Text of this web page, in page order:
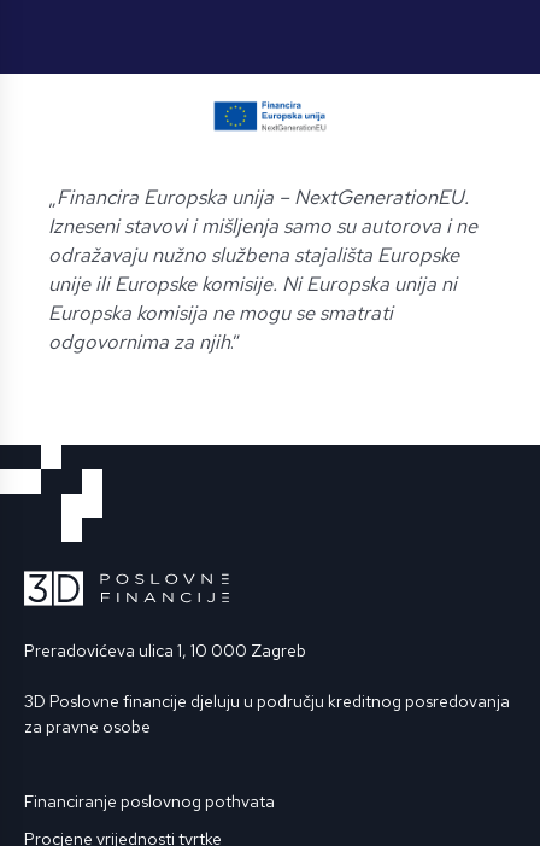
„Financira Europska unija – NextGenerationEU.
Izneseni stavovi i mišljenja samo su autorova i ne
odražavaju nužno službena stajališta Europske
unije ili Europske komisije. Ni Europska unija ni
Europska komisija ne mogu se smatrati
odgovornima za njih.”
Preradovićeva ulica 1, 10 000 Zagreb
3D Poslovne financije djeluju u području kreditnog posredovanja
za pravne osobe
Financiranje poslovnog pothvata
Procjene vrijednosti tvrtke